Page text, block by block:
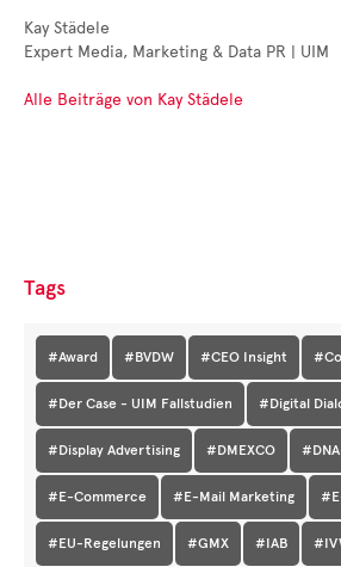
Kay Städele
Expert Media, Marketing & Data PR | UIM
Alle Beiträge von Kay Städele
Tags
#Award #BVDW #CEO Insight
#Der Case - UIM Fallstudien #Digital
#Display Advertising #DMEXCO
#E-Commerce #E-Mail Marketing
#EU-Regelungen #GMX #IAB